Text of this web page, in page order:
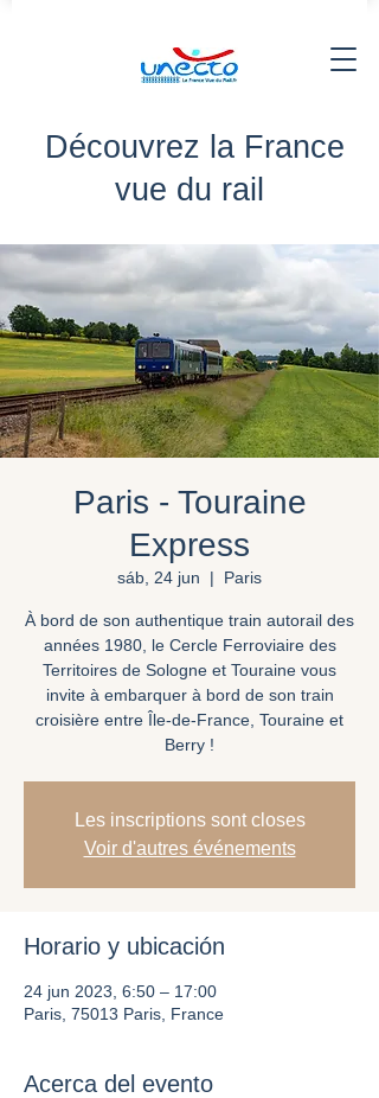
Découvrez la France
vue du rail
Paris - Touraine
Express
sáb, 24 jun
  |
Paris
À bord de son authentique train autorail des
années 1980, le Cercle Ferroviaire des
Territoires de Sologne et Touraine vous
invite à embarquer à bord de son train
croisière entre Île-de-France, Touraine et
Berry !
Les inscriptions sont closes
Voir d'autres événements
Horario y ubicación
24 jun 2023, 6:50 – 17:00
Paris, 75013 Paris, France
Acerca del evento